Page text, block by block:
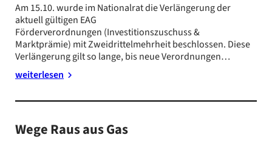
Am 15.10. wurde im Nationalrat die Verlängerung der
aktuell gültigen EAG
Förderverordnungen (Investitionszuschuss &
Marktprämie) mit Zweidrittelmehrheit beschlossen. Diese
Verlängerung gilt so lange, bis neue Verordnungen…
weiterlesen
Wege Raus aus Gas